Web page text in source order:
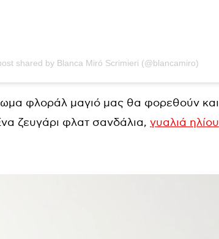
shared by Blanca Miró Scrimieri (@blancamiro)
φλοράλ μαγιό μας θα φορεθούν και
ζευγάρι φλατ σανδάλια, γυαλιά ηλίου